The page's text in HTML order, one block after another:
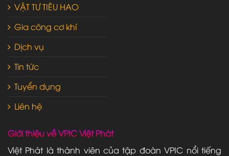
VẬT TƯ TIÊU HAO
Gia công cơ khí
Dịch vụ
Tin tức
Tuyển dụng
Liên hệ
Giới thiệu về VPIC Việt Phát
Việt Phát là thành viên của tập đoàn VPIC nổi tiếng